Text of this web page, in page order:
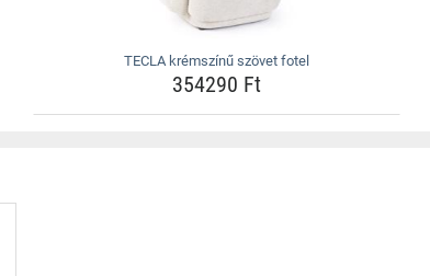
TECLA krémszínű szövet fotel
354290 Ft